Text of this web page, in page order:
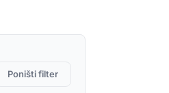
Poništi filter